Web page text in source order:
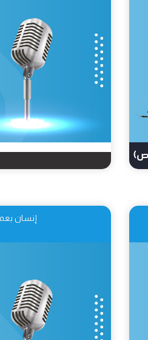
إنسان بعمر 250 سنة | مستقبل النّظام